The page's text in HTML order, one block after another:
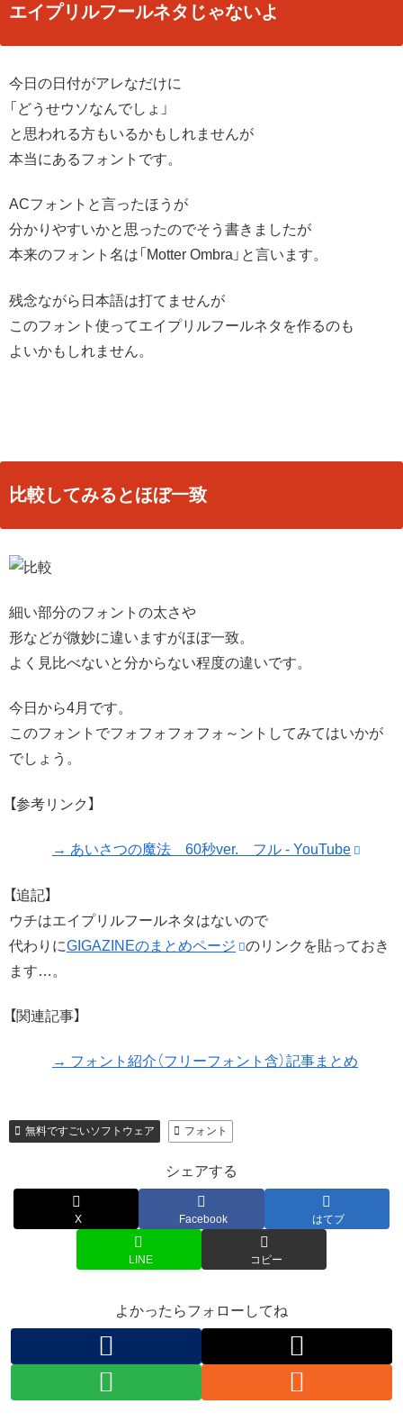
エイプリルフールネタじゃないよ
今日の日付がアレなだけに
「どうせウソなんでしょ」
と思われる方もいるかもしれませんが
本当にあるフォントです。
ACフォントと言ったほうが
分かりやすいかと思ったのでそう書きましたが
本来のフォント名は「Motter Ombra」と言います。
残念ながら日本語は打てませんが
このフォント使ってエイプリルフールネタを作るのも
よいかもしれません。
比較してみるとほぼ一致
細い部分のフォントの太さや
形などが微妙に違いますがほぼ一致。
よく見比べないと分からない程度の違いです。
今日から4月です。
このフォントでフォフォフォフォ～ントしてみてはいかが
でしょう。
【参考リンク】
→ あいさつの魔法 60秒ver. フル - YouTube
【追記】
ウチはエイプリルフールネタはないので
代わりにGIGAZINEのまとめページ
のリンクを貼っておき
ます…。
【関連記事】
→ フォント紹介（フリーフォント含）記事まとめ
無料ですごいソフトウェア フォント
シェアする
X Facebook はてブ
LINE コピー
よかったらフォローしてね